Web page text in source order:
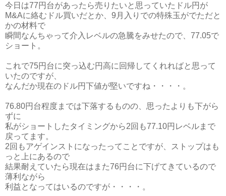
今日は77円台があったら売りたいと思っていたドル円が
M&Aに絡むドル買いだとか、9月入りでの特殊玉がでただと
かの材料で
瞬間なんちゃって介入レベルの急騰をみせたので、77.05で
ショート。
これで75円台に突っ込む円高に回帰してくれればと思って
いたのですが、
なんだか現在のドル円下値が堅いですね・・・・。
76.80円台程度までは下落するものの、思ったよりも下がら
ずに
私がショートしたタイミングから2回も77.10円レベルまで
戻ってます。
2回もアゲインストになったってことですが、ストップはも
っと上にあるので
結果耐えていたら現在はまた76円台に下げてきているので
薄利ながら
利益となってはいるのですが・・・・。